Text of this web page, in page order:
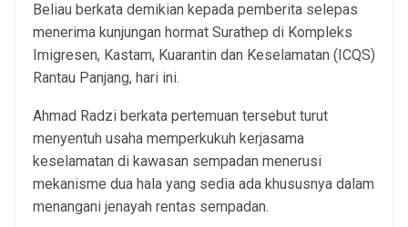
Beliau berkata demikian kepada pemberita selepas
menerima kunjungan hormat Surathep di Kompleks
Imigresen, Kastam, Kuarantin dan Keselamatan (ICQS)
Rantau Panjang, hari ini.
Ahmad Radzi berkata pertemuan tersebut turut
menyentuh usaha memperkukuh kerjasama
keselamatan di kawasan sempadan menerusi
mekanisme dua hala yang sedia ada khususnya dalam
menangani jenayah rentas sempadan.